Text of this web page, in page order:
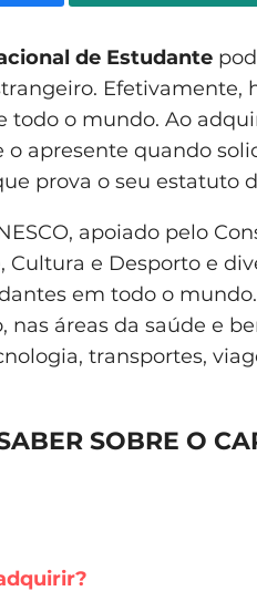
de Estudante
Efetivamente,
todo o mundo. Ao
o apresente quando
prova o seu estatuto
apoiado pelo
Cultura e Desporto e
em todo o
áreas da saúde e
transportes,
SOBRE O